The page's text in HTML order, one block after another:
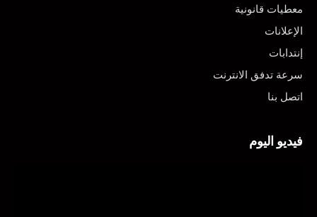
معطيات قانونية
الإعلانات
إنتدابات
سرعة تدفق الانترنت
اتصل بنا
فيديو اليوم